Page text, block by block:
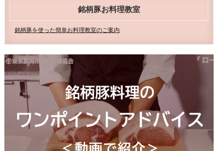
銘柄豚お料理教室
銘柄豚を使った簡単お料理教室のご案内